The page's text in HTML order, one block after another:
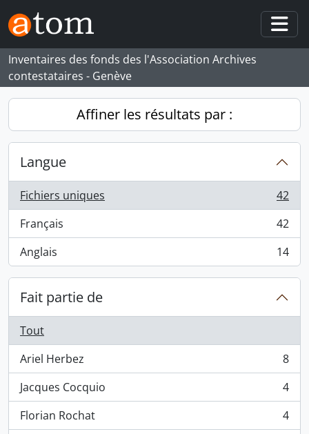
Skip to main content
Inventaires des fonds des l'Association Archives
contestataires - Genève
Affiner les résultats par :
Langue
Fichiers uniques
, 42 résultats
42
Français
, 42 résultats
42
Anglais
, 14 résultats 14
Fait partie de
Tout
Ariel Herbez
, 8 résultats
8
Jacques Cocquio
, 4 résultats
4
Florian Rochat
, 4 résultats
4